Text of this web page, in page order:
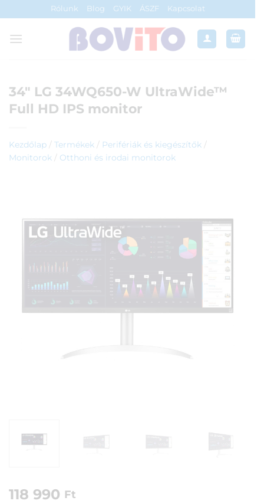
to
content
Rólunk Blog GYIK ÁSZF Kapcsolat
34″ LG 34WQ650-W UltraWide™
Full HD IPS monitor
Kezdőlap / Termékek / Perifériák és kiegészítők /
Monitorok / Otthoni és irodai monitorok
118 990 Ft